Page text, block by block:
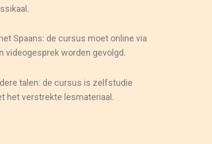
Spaans: de cursus moet online via
videogesprek worden gevolgd.
talen: de cursus is zelfstudie
het verstrekte lesmateriaal.